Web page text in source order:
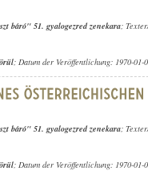
báró" 51. gyalogezred zenekara;
; Datum der Veröffentlichung: 1970-01-
báró" 51. gyalogezred zenekara;
; Datum der Veröffentlichung: 1970-01-